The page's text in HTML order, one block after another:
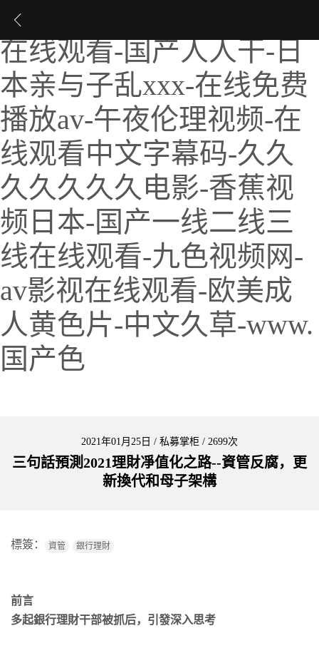
国产精品美女-日本视频
在线观看-国产人人干-日
本亲与子乱xxx-在线免费
播放av-午夜伦理视频-在
线观看中文字幕码-久久
久久久久久电影-香蕉视
频日本-国产一线二线三
线在线观看-九色视频网-
av影视在线观看-欧美成
人黄色片-中文久草-www.
国产色
2021年01月25日 / 私募掌柜 / 2699次
三句話預測2021理財凈值化之路--資管反腐，更
新換代和母子架構
標簽： 資管 銀行理財
前言
多起銀行理財干部被抓后，引發深入思考